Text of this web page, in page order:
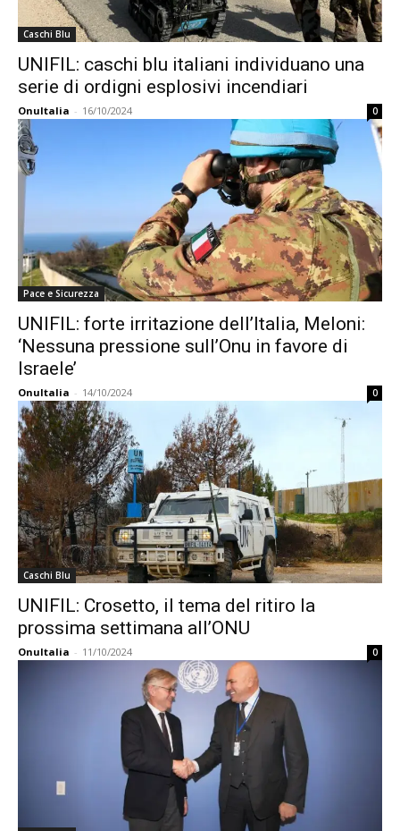
Caschi Blu
UNIFIL: caschi blu italiani individuano una
serie di ordigni esplosivi incendiari
OnuItalia - 16/10/2024 0
Pace e Sicurezza
UNIFIL: forte irritazione dell’Italia, Meloni:
‘Nessuna pressione sull’Onu in favore di
Israele’
OnuItalia - 14/10/2024 0
Caschi Blu
UNIFIL: Crosetto, il tema del ritiro la
prossima settimana all’ONU
OnuItalia - 11/10/2024 0